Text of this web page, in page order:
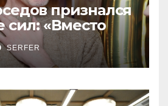
признался
сил: «Вместо
Пригожина»
SERFER